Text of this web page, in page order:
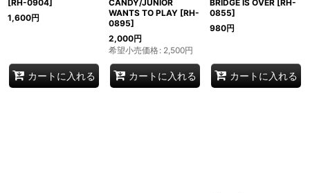
[RH-0904]
1,600円
カートに入れる
CANDY/JUNIOR
WANTS TO PLAY [RH-
0895]
2,000円
希望小売価格: 2,500円
カートに入れる
BRIDGE IS OVER [RH-
0855]
980円
カートに入れる